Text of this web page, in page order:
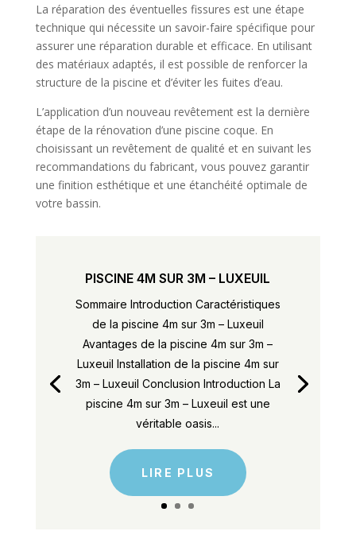
La réparation des éventuelles fissures est une étape
technique qui nécessite un savoir-faire spécifique pour
assurer une réparation durable et efficace. En utilisant
des matériaux adaptés, il est possible de renforcer la
structure de la piscine et d’éviter les fuites d’eau.
L’application d’un nouveau revêtement est la dernière
étape de la rénovation d’une piscine coque. En
choisissant un revêtement de qualité et en suivant les
recommandations du fabricant, vous pouvez garantir
une finition esthétique et une étanchéité optimale de
votre bassin.
PISCINE 4M SUR 3M – LUXEUIL
Sommaire Introduction Caractéristiques
de la piscine 4m sur 3m – Luxeuil
Avantages de la piscine 4m sur 3m –
Luxeuil Installation de la piscine 4m sur
3m – Luxeuil Conclusion Introduction La
piscine 4m sur 3m – Luxeuil est une
véritable oasis...
LIRE PLUS